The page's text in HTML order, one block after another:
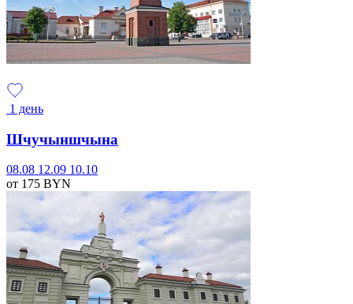
1 день
Шчучыншчына
08.08 12.09 10.10
от 175 BYN